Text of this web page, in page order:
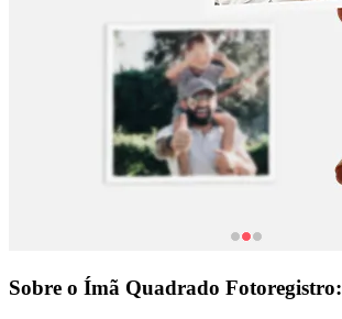
Sobre o Ímã Quadrado Fotoregistro: